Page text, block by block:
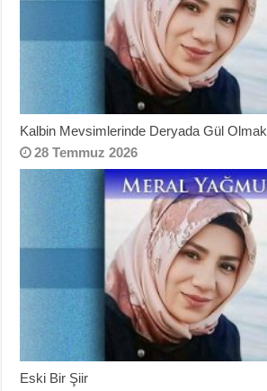
Kalbin Mevsimlerinde Deryada Gül Olmak
28 Temmuz 2026
Eski Bir Şiir